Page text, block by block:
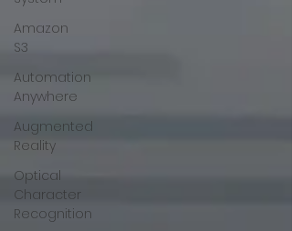
Amazon
S3
Automation
Anywhere
Augmented
Reality
Optical
Character
Recognition